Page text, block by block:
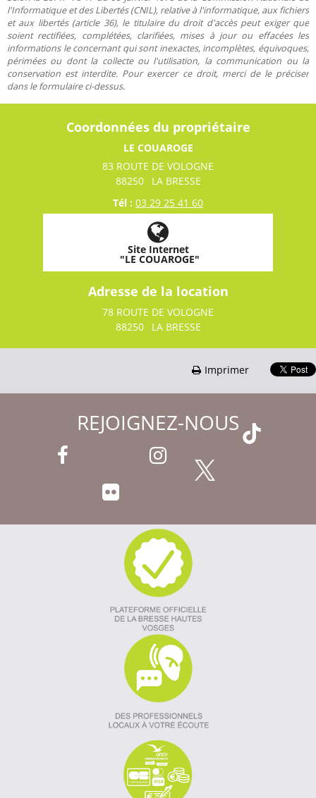
l'Informatique et des Libertés (CNIL), relative à l'informatique, aux fichiers
et aux libertés (article 36), le titulaire du droit d'accès peut exiger que
soient rectifiées, complétées, clarifiées, mises à jour ou effacées les
informations le concernant qui sont inexactes, incomplètes, équivoques,
périmées ou dont la collecte ou l'utilisation, la communication ou la
conservation est interdite. Pour exercer ce droit, merci de le préciser
dans le formulaire ci-dessus.
Coordonnées du propriétaire
LE COUAROGE
83 ROUTE DE VOLOGNE
88250
LA BRESSE
Tél : 03 29 25 41 60
Site Internet
"LE COUAROGE"
Adresse de la location
78 ROUTE DE VOLOGNE
88250
LA BRESSE
Imprimer
REJOIGNEZ-NOUS